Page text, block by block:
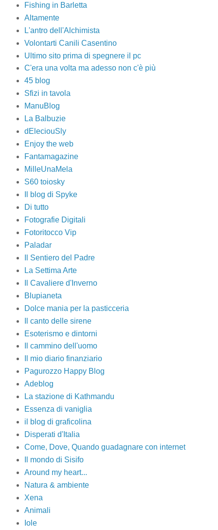
Fishing in Barletta
Altamente
L'antro dell'Alchimista
Volontarti Canili Casentino
Ultimo sito prima di spegnere il pc
C'era una volta ma adesso non c'è più
45 blog
Sfizi in tavola
ManuBlog
La Balbuzie
dEleciouSly
Enjoy the web
Fantamagazine
MilleUnaMela
S60 toiosky
Il blog di Spyke
Di tutto
Fotografie Digitali
Fotoritocco Vip
Paladar
Il Sentiero del Padre
La Settima Arte
Il Cavaliere d'Inverno
Blupianeta
Dolce mania per la pasticceria
Il canto delle sirene
Esoterismo e dintorni
Il cammino dell'uomo
Il mio diario finanziario
Pagurozzo Happy Blog
Adeblog
La stazione di Kathmandu
Essenza di vaniglia
il blog di graficolina
Disperati d'Italia
Come, Dove, Quando guadagnare con internet
Il mondo di Sisifo
Around my heart...
Natura & ambiente
Xena
Animali
Iole